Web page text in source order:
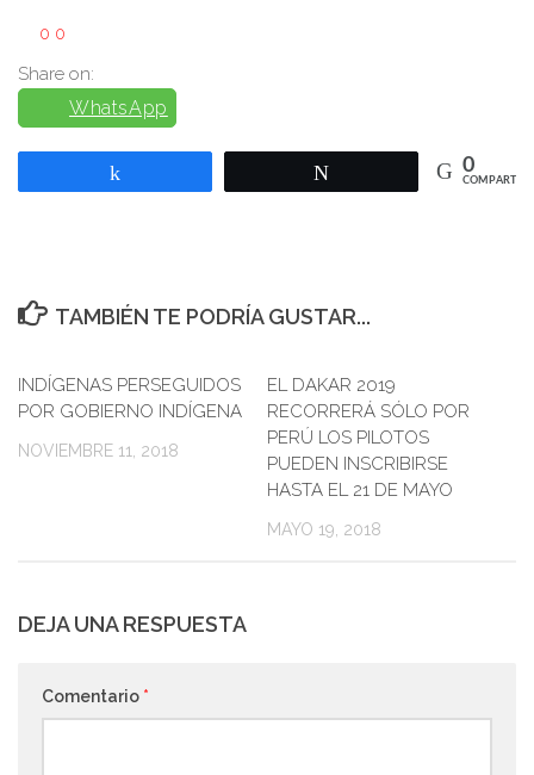
0 0
Share on:
WhatsApp
0
COMPARTIR
TAMBIÉN TE PODRÍA GUSTAR...
INDÍGENAS PERSEGUIDOS
POR GOBIERNO INDÍGENA
NOVIEMBRE 11, 2018
EL DAKAR 2019
RECORRERÁ SÓLO POR
PERÚ LOS PILOTOS
PUEDEN INSCRIBIRSE
HASTA EL 21 DE MAYO
MAYO 19, 2018
DEJA UNA RESPUESTA
Comentario *